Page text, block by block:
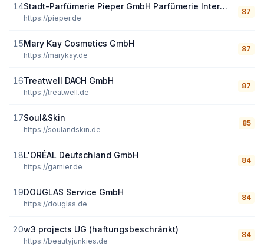
14 Stadt-Parfümerie Pieper GmbH Parfümerie International
https://pieper.de
87
15Mary Kay Cosmetics GmbH
https://marykay.de
87
16Treatwell DACH GmbH
https://treatwell.de
87
17Soul&Skin
https://soulandskin.de
85
18L'ORÉAL Deutschland GmbH
https://garnier.de
84
19DOUGLAS Service GmbH
https://douglas.de
84
20w3 projects UG (haftungsbeschränkt)
https://beautyjunkies.de
84